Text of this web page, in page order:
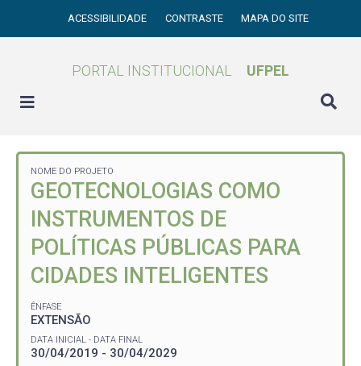
ACESSIBILIDADE CONTRASTE MAPA DO SITE
PORTAL INSTITUCIONAL UFPEL
NOME DO PROJETO
GEOTECNOLOGIAS COMO
INSTRUMENTOS DE
POLÍTICAS PÚBLICAS PARA
CIDADES INTELIGENTES
ÊNFASE
EXTENSÃO
DATA INICIAL - DATA FINAL
30/04/2019 - 30/04/2029